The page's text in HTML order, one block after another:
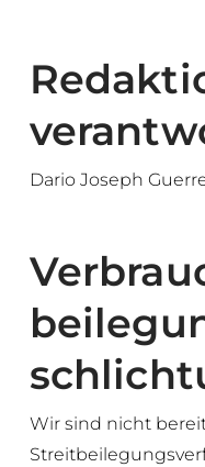
Dario Joseph
Wir sind nicht